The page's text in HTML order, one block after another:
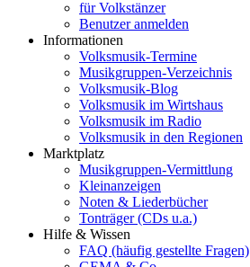
für Volkstänzer
Benutzer anmelden
Informationen
Volksmusik-Termine
Musikgruppen-Verzeichnis
Volksmusik-Blog
Volksmusik im Wirtshaus
Volksmusik im Radio
Volksmusik in den Regionen
Marktplatz
Musikgruppen-Vermittlung
Kleinanzeigen
Noten & Liederbücher
Tonträger (CDs u.a.)
Hilfe & Wissen
FAQ (häufig gestellte Fragen)